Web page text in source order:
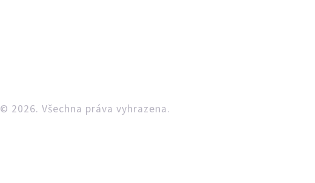
© 2026. Všechna práva vyhrazena.